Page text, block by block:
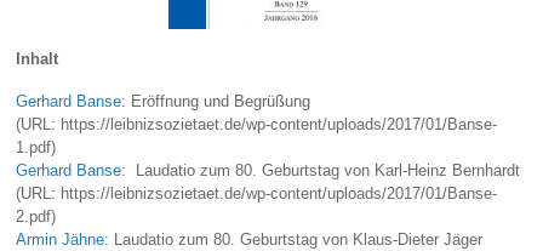
Inhalt
Gerhard Banse: Eröffnung und Begrüßung
(URL: https://leibnizsozietaet.de/wp-content/uploads/2017/01/Banse-
1.pdf)
Gerhard Banse: Laudatio zum 80. Geburtstag von Karl-Heinz Bernhardt
(URL: https://leibnizsozietaet.de/wp-content/uploads/2017/01/Banse-
2.pdf)
Armin Jähne: Laudatio zum 80. Geburtstag von Klaus-Dieter Jäger